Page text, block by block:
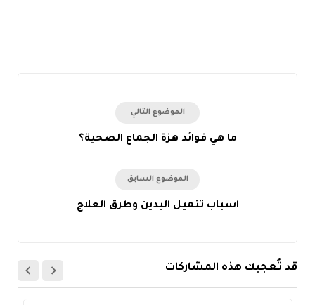
الموضوع التالي
ما هي فوائد هزة الجماع الصحية؟
الموضوع السابق
اسباب تنميل اليدين وطرق العلاج
قد تُعجبك هذه المشاركات